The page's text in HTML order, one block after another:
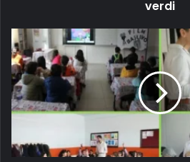
verdi